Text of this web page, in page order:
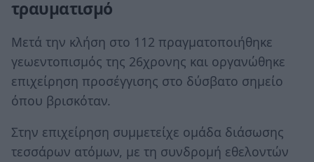
τραυματισμό
Μετά την κλήση στο 112 πραγματοποιήθηκε
γεωεντοπισμός της 26χρονης και οργανώθηκε
επιχείρηση προσέγγισης στο δύσβατο σημείο
όπου βρισκόταν.
Στην επιχείρηση συμμετείχε ομάδα διάσωσης
τεσσάρων ατόμων, με τη συνδρομή εθελοντών